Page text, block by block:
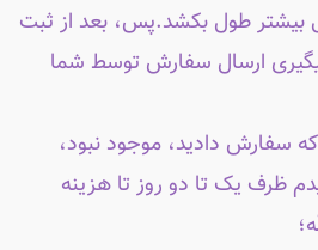
بیشتر طول بکشد.پس، بعد از ثبت
ارسال سفارش توسط شما
که سفارش دادید، موجود نبود،
ظرف یک تا دو روز تا هزینه